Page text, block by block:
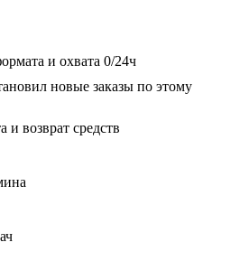
и охвата 0/24ч
новые заказы по этому
и возврат средств